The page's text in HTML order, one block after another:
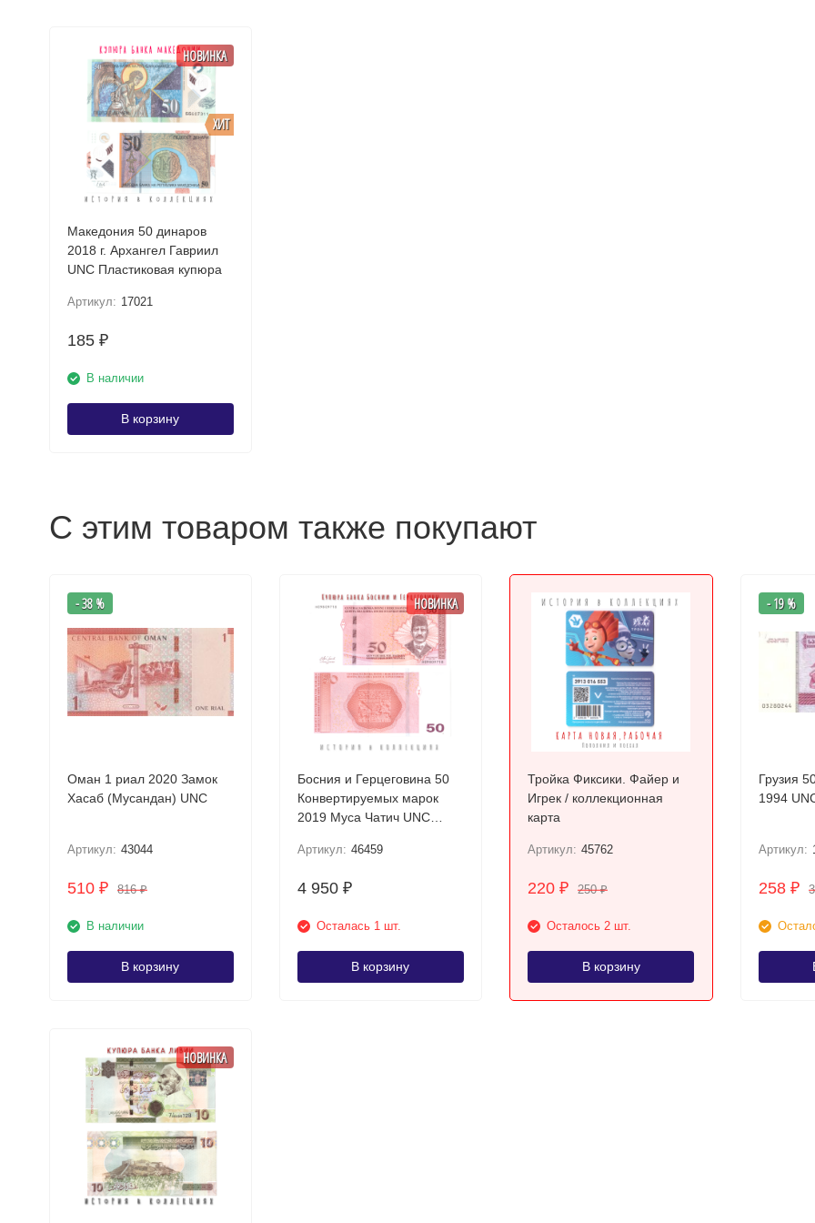
ХИТ
НОВИНКА
Македония 50 динаров
2018 г. Архангел Гавриил
UNC Пластиковая купюра
Артикул: 17021
185 ₽
В наличии
В корзину
С этим товаром также покупают
- 38 %
Оман 1 риал 2020 Замок
Хасаб (Мусандан) UNC
Артикул: 43044
510 ₽ 816₽
В наличии
В корзину
НОВИНКА
Босния и Герцеговина 50
Конвертируемых марок
2019 Муса Чатич UNC
Артикул: 46459
4 950 ₽
Осталась 1 шт.
В корзину
Тройка Фиксики. Файер и
Игрек / коллекционная
карта
Артикул: 45762
220₽ 250₽
Осталось 2 шт.
В корзину
- 19 %
Грузия
1994
Артикул:
258 ₽
НОВИНКА